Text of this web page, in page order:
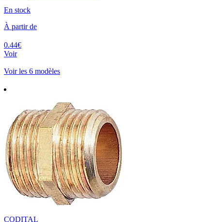
En stock
À partir de
0.44€
Voir
Voir les 6 modèles
CODITAL